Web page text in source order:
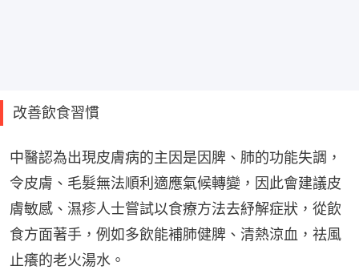
改善飲食習慣
中醫認為出現皮膚病的主因是因脾、肺的功能失調，
令皮膚、毛髮無法順利適應氣候轉變，因此會建議皮
膚敏感、濕疹人士嘗試以食療方法去紓解症狀，從飲
食方面著手，例如多飲能補肺健脾、清熱涼血，祛風
止癢的老火湯水。